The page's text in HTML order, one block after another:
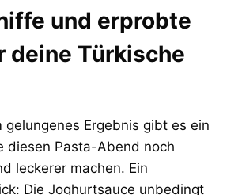
und erprobte
deine Türkische
gelungenes Ergebnis gibt es ein
diesen Pasta-Abend noch
leckerer machen. Ein
Die Joghurtsauce unbedingt